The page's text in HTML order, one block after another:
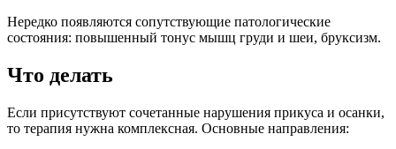
Нередко появляются сопутствующие патологические
состояния: повышенный тонус мышц груди и шеи, бруксизм.
Что делать
Если присутствуют сочетанные нарушения прикуса и осанки,
то терапия нужна комплексная. Основные направления: